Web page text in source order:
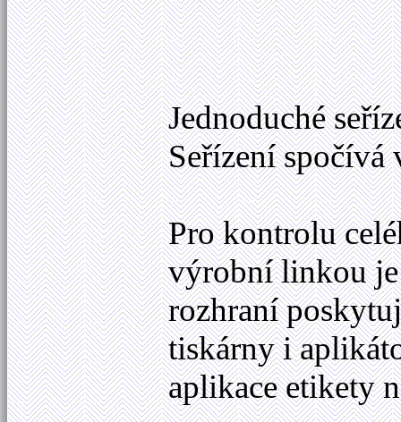
Jednoduché
Seřízení spočívá
Pro kontrolu
výrobní linkou je
rozhraní
tiskárny i
aplikace etikety